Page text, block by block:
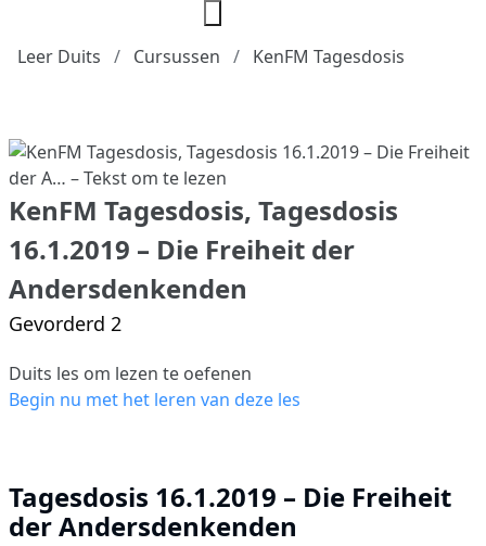
Leer Duits Cursussen KenFM Tagesdosis
KenFM Tagesdosis, Tagesdosis
16.1.2019 – Die Freiheit der
Andersdenkenden
Gevorderd 2
Duits les om lezen te oefenen
Begin nu met het leren van deze les
Tagesdosis 16.1.2019 – Die Freiheit
der Andersdenkenden